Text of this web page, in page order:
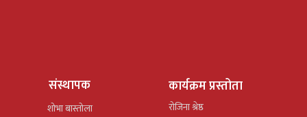
संस्थापक
शोभा बास्तोला
कार्यक्रम प्रस्तोता
रोजिना श्रेष्ठ